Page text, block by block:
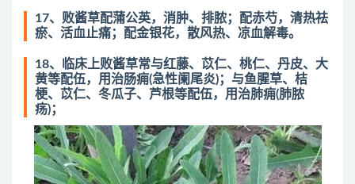
17、败酱草配蒲公英，消肿、排脓；配赤芍，清热祛
瘀、活血止痛；配金银花，散风热、凉血解毒。
18、临床上败酱草常与红藤、苡仁、桃仁、丹皮、大
黄等配伍，用治肠痈(急性阑尾炎)；与鱼腥草、桔
梗、苡仁、冬瓜子、芦根等配伍，用治肺痈(肺脓
疡)；